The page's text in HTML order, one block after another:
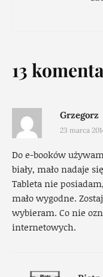
13
Grzegorz
23 marca
Do e-booków
biały, mało nadaje
Tableta nie
mało wygodne.
wybieram. Co nie
internetowych.